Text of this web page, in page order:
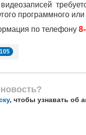
программного
по телефону
105
, чтобы узнавать об